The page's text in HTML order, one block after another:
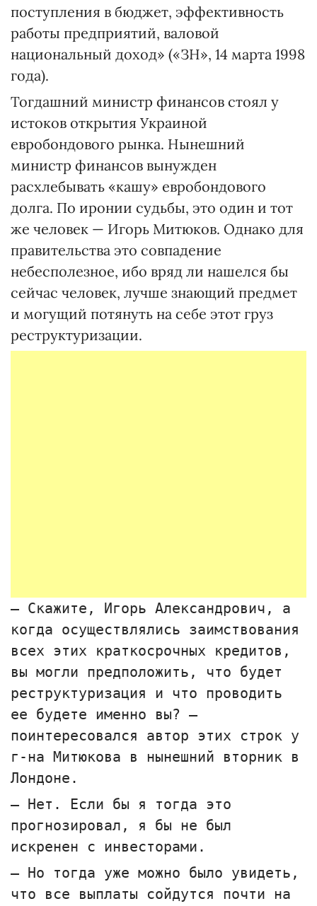
поступления в бюджет, эффективность
работы предприятий, валовой
национальный доход» («ЗН», 14 марта 1998
года).
Тогдашний министр финансов стоял у
истоков открытия Украиной
евробондового рынка. Нынешний
министр финансов вынужден
расхлебывать «кашу» евробондового
долга. По иронии судьбы, это один и тот
же человек — Игорь Митюков. Однако для
правительства это совпадение
небесполезное, ибо вряд ли нашелся бы
сейчас человек, лучше знающий предмет
и могущий потянуть на себе этот груз
реструктуризации.
— Скажите, Игорь Александрович, а
когда осуществлялись заимствования
всех этих краткосрочных кредитов,
вы могли предположить, что будет
реструктуризация и что проводить
ее будете именно вы? —
поинтересовался автор этих строк у
г-на Митюкова в нынешний вторник в
Лондоне.
— Нет. Если бы я тогда это
прогнозировал, я бы не был
искренен с инвесторами.
— Но тогда уже можно было увидеть,
что все выплаты сойдутся почти на